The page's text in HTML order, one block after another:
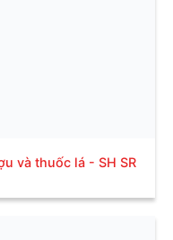
và thuốc lá - SH SR